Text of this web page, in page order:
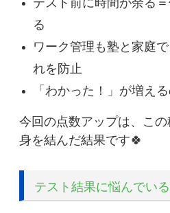
る
ワーク管理も塾と家庭
れを防止
「わかった！」が増え
今回の点数アップは、こ
身を結んだ結果です🍀
テスト結果に悩んでい